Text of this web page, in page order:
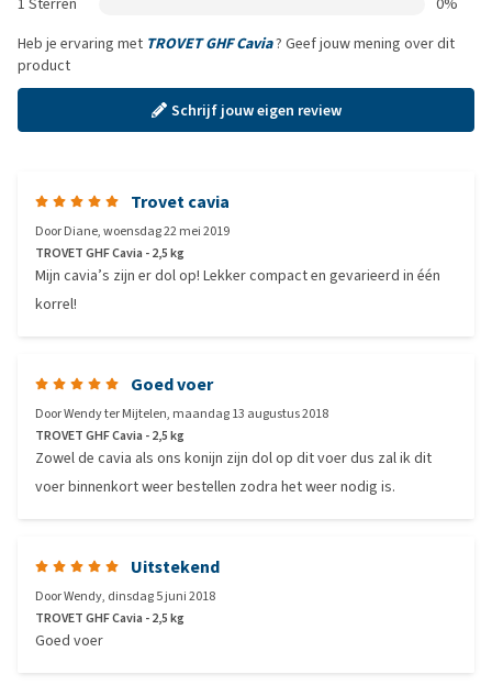
Heb je ervaring met TROVET GHF Cavia? Geef jouw mening over dit
product
Schrijf jouw eigen review
Trovet cavia
DoorDiane,woensdag 22 mei 2019
TROVET GHF Cavia - 2,5 kg
Mijn cavia’s zijn er dol op! Lekker compact en gevarieerd in één
korrel!
Goed voer
DoorWendy ter Mijtelen, maandag 13 augustus 2018
TROVET GHF Cavia - 2,5 kg
Zowel de cavia als ons konijn zijn dol op dit voer dus zal ik dit
voer binnenkort weer bestellen zodra het weer nodig is.
Uitstekend
DoorWendy, dinsdag 5 juni 2018
TROVET GHF Cavia - 2,5 kg
Goed voer